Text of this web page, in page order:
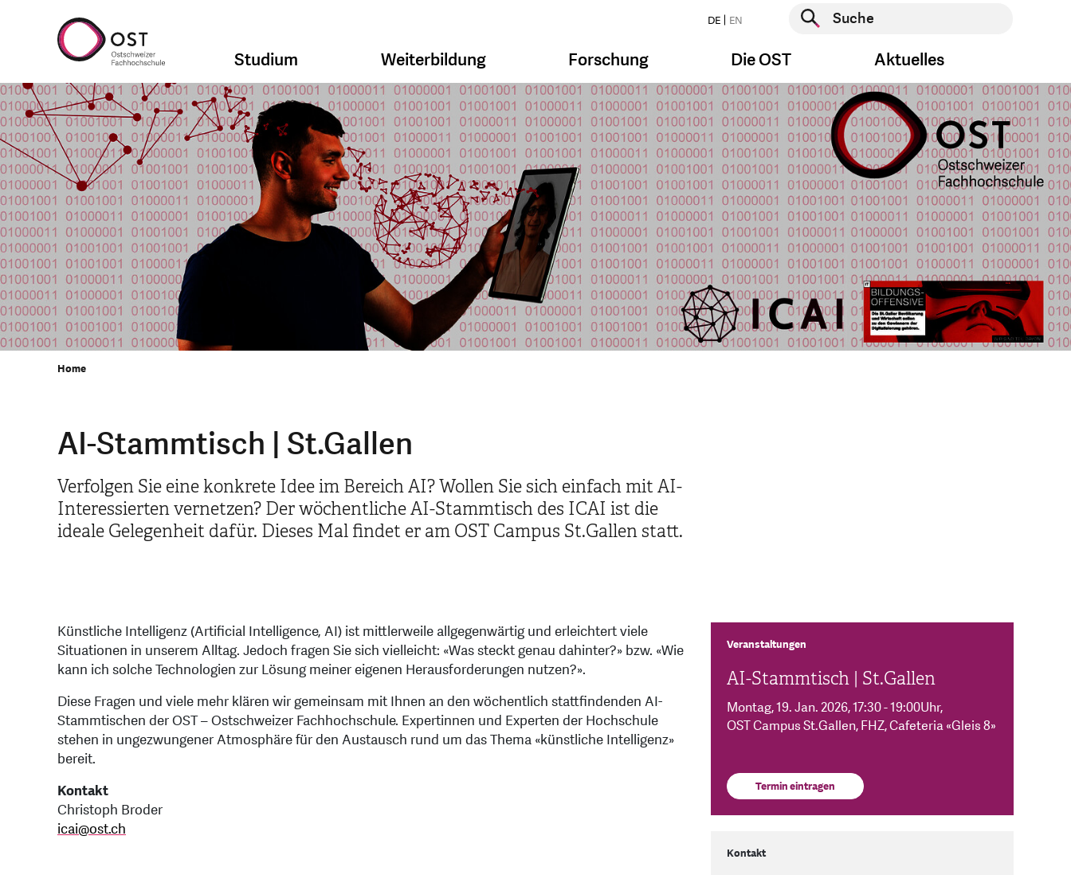
DE EN
Suche starten
Studium Weiterbildung Forschung Die OST Aktuelles
Home
AI-Stammtisch | St.Gallen
Verfolgen Sie eine konkrete Idee im Bereich AI? Wollen Sie sich einfach mit AI-
Interessierten vernetzen? Der wöchentliche AI-Stammtisch des ICAI ist die
ideale Gelegenheit dafür. Dieses Mal findet er am OST Campus St.Gallen statt.
Künstliche Intelligenz (Artificial Intelligence, AI) ist mittlerweile allgegenwärtig und erleichtert viele
Situationen in unserem Alltag. Jedoch fragen Sie sich vielleicht: «Was steckt genau dahinter?» bzw. «Wie
kann ich solche Technologien zur Lösung meiner eigenen Herausforderungen nutzen?».
Diese Fragen und viele mehr klären wir gemeinsam mit Ihnen an den wöchentlich stattfindenden AI-
Stammtischen der OST – Ostschweizer Fachhochschule. Expertinnen und Experten der Hochschule
stehen in ungezwungener Atmosphäre für den Austausch rund um das Thema «künstliche Intelligenz»
bereit.
Kontakt
Christoph Broder
icai@ost.ch
Veranstaltungen
AI-Stammtisch | St.Gallen
Montag, 19. Jan. 2026, 17:30 - 19:00Uhr,
OST Campus St.Gallen, FHZ, Cafeteria «Gleis 8»
Termin eintragen
Kontakt